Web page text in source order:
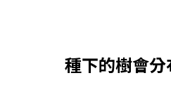
種下的樹會分